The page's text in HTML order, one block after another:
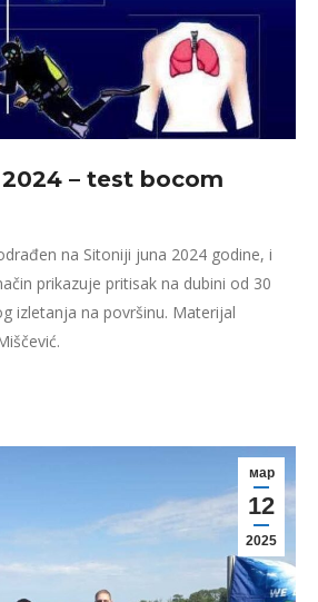
– test bocom
na Sitoniji juna 2024 godine, i
prikazuje pritisak na dubini od 30
izletanja na površinu. Materijal
мар
12
2025